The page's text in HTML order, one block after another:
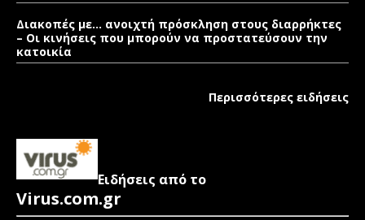
Διακοπές με… ανοιχτή πρόσκληση στους διαρρήκτες
– Οι κινήσεις που μπορούν να προστατεύσουν την
κατοικία
Περισσότερες ειδήσεις
Ειδήσεις από το
Virus.com.gr